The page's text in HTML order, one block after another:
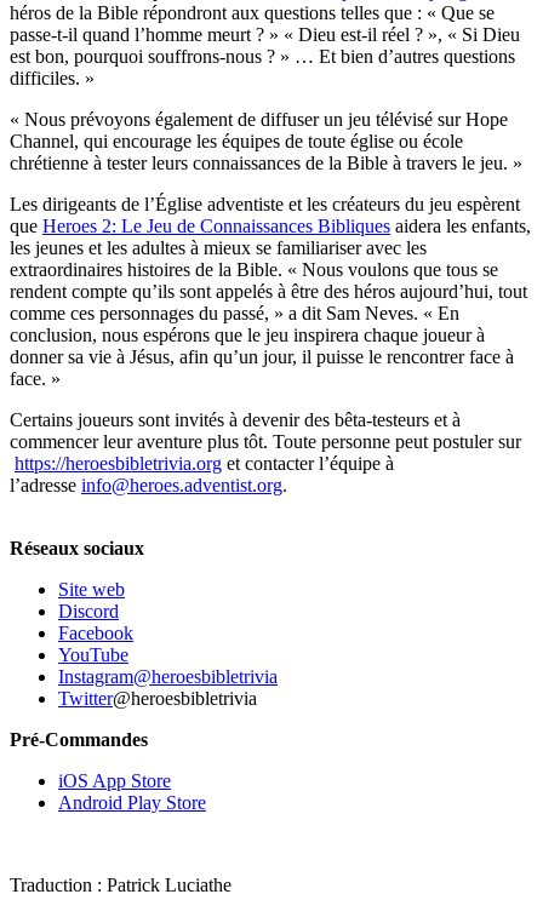
héros de la Bible répondront aux questions telles que : « Que se
passe-t-il quand l’homme meurt ? » « Dieu est-il réel ? », « Si Dieu
est bon, pourquoi souffrons-nous ? » … Et bien d’autres questions
difficiles. »
« Nous prévoyons également de diffuser un jeu télévisé sur Hope
Channel, qui encourage les équipes de toute église ou école
chrétienne à tester leurs connaissances de la Bible à travers le jeu. »
Les dirigeants de l’Église adventiste et les créateurs du jeu espèrent
que Heroes 2: Le Jeu de Connaissances Bibliques aidera les enfants,
les jeunes et les adultes à mieux se familiariser avec les
extraordinaires histoires de la Bible. « Nous voulons que tous se
rendent compte qu’ils sont appelés à être des héros aujourd’hui, tout
comme ces personnages du passé, » a dit Sam Neves. « En
conclusion, nous espérons que le jeu inspirera chaque joueur à
donner sa vie à Jésus, afin qu’un jour, il puisse le rencontrer face à
face. »
Certains joueurs sont invités à devenir des bêta-testeurs et à
commencer leur aventure plus tôt. Toute personne peut postuler sur
https://heroesbibletrivia.org et contacter l’équipe à
l’adresse info@heroes.adventist.org.
Réseaux sociaux
Site web
Discord
Facebook
YouTube
Instagram@heroesbibletrivia
Twitter@heroesbibletrivia
Pré-Commandes
iOS App Store
Android Play Store
Traduction : Patrick Luciathe